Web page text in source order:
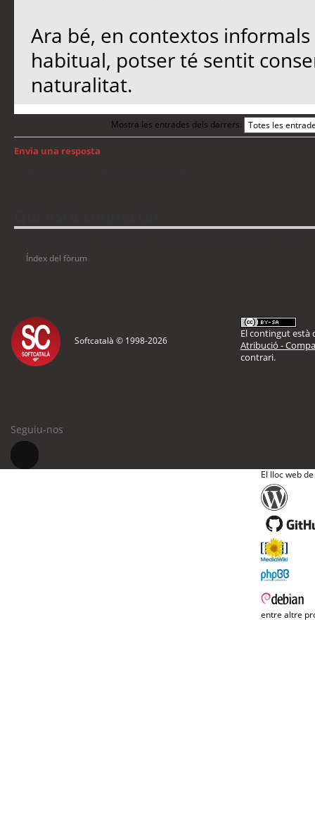
Ara bé, en contextos
habitual, potser té sentit
naturalitat.
Mostra les entrades dels darrers:
Envia una resposta
Índex del fòrum
Softcatalà © 1998-2026
El contingut està
Atribució -
contrari.
Seguiu-nos
El lloc web
entre altre